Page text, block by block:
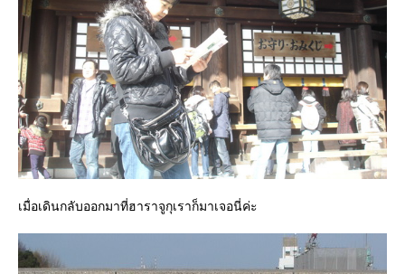
เมื่อเดินกลับออกมาที่ฮาราจูกุเราก็มาเจอนี่ค่ะ